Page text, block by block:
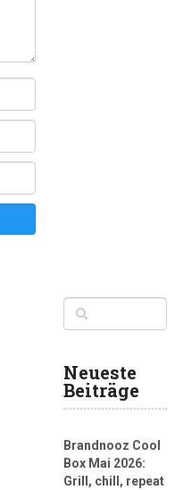
Neueste
Beiträge
Brandnooz Cool
Box Mai 2026:
Grill, chill, repeat